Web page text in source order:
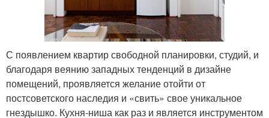
С появлением квартир свободной планировки, студий, и
благодаря веянию западных тенденций в дизайне
помещений, проявляется желание отойти от
постсоветского наследия и «свить» свое уникальное
гнездышко. Кухня-ниша как раз и является инструментом